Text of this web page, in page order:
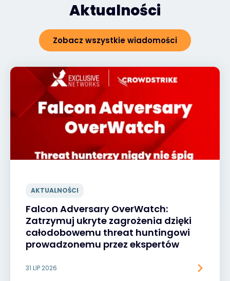
Aktualności
Zobacz wszystkie wiadomości
AKTUALNOŚCI
Falcon Adversary OverWatch:
Zatrzymuj ukryte zagrożenia dzięki
całodobowemu threat huntingowi
prowadzonemu przez ekspertów
31 LIP 2026